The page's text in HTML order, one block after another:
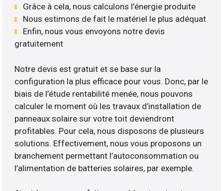
Grâce à cela, nous calculons l’énergie produite
Nous estimons de fait le matériel le plus adéquat
Enfin, nous vous envoyons notre devis
gratuitement
Notre devis est gratuit et se base sur la
configuration la plus efficace pour vous. Donc, par le
biais de l’étude rentabilité menée, nous pouvons
calculer le moment où les travaux d’installation de
panneaux solaire sur votre toit deviendront
profitables. Pour cela, nous disposons de plusieurs
solutions. Effectivement, nous vous proposons un
branchement permettant l’autoconsommation ou
l’alimentation de batteries solaires, par exemple.